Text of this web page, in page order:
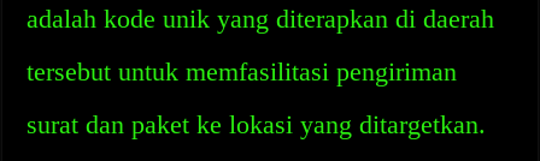
adalah kode unik yang diterapkan di daerah
tersebut untuk memfasilitasi pengiriman
surat dan paket ke lokasi yang ditargetkan.